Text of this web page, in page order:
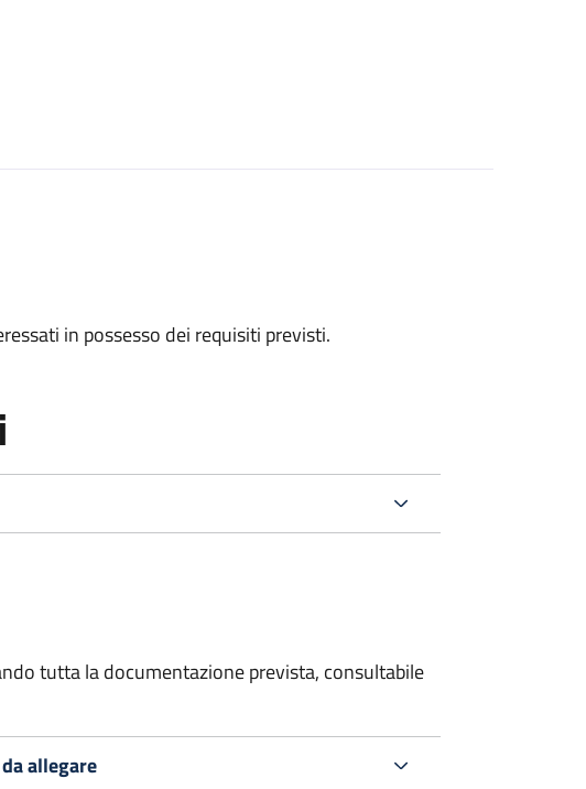
in possesso dei requisiti previsti.
tutta la documentazione prevista, consultabile
allegare